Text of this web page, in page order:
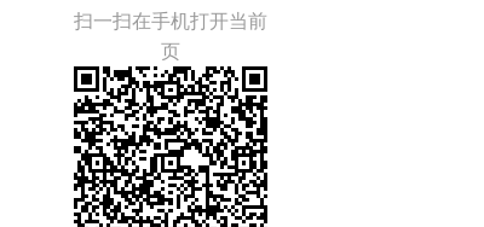
扫一扫在手机打开当前
页